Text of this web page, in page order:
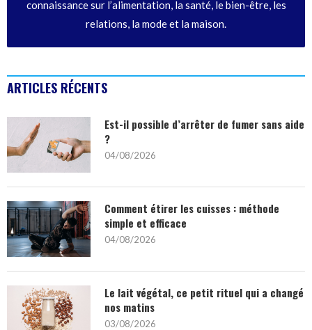
connaissance sur l’alimentation, la santé, le bien-être, les
relations, la mode et la maison.
ARTICLES RÉCENTS
Est-il possible d’arrêter de fumer sans aide
?
04/08/2026
Comment étirer les cuisses : méthode
simple et efficace
04/08/2026
Le lait végétal, ce petit rituel qui a changé
nos matins
03/08/2026